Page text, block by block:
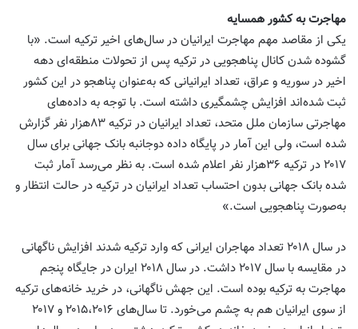
مهاجرت به کشور همسایه
یکی از مقاصد مهم مهاجرت ایرانیان در سال‌های اخیر ترکیه است. «با
گشوده شدن کانال پناهجویی در ترکیه پس از تحولات منطقه‌ای دهه
اخیر در سوریه و عراق، تعداد ایرانیانی که به‌عنوان پناهجو در این کشور
ثبت شده‌اند افزایش چشمگیری داشته است. با توجه به داده‌های
مهاجرتی سازمان ملل متحد، تعداد ایرانیان در ترکیه ۸۳‌هزار نفر گزارش
شده است، ولی این آمار در پایگاه داده دوجانبه بانک جهانی برای ‌سال
۲۰۱۷ در ترکیه ۳۶‌هزار نفر اعلام شده است. به نظر می‌رسد آمار ثبت
شده بانک جهانی بدون احتساب تعداد ایرانیان در ترکیه در حالت انتظار و
به‌صورت پناهجویی است.»
در ‌سال ۲۰۱۸ تعداد مهاجران ایرانی که وارد ترکیه شدند افزایش ناگهانی
در مقایسه با ‌سال ۲۰۱۷ داشت. در ‌سال ۲۰۱۸ ایران در جایگاه پنجم
مهاجرت به ترکیه بوده است. این جهش ناگهانی، در خرید خانه‌های ترکیه
از سوی ایرانیان هم به چشم می‌خورد. تا سال‌های ۲۰۱۵،‌۲۰۱۶ و ۲۰۱۷